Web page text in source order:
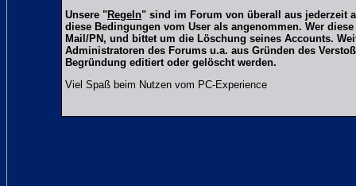
Unsere "Regeln" sind im Forum von überall aus jederzeit
diese Bedingungen vom User als angenommen. Wer
Mail/PN, und bittet um die Löschung seines Accounts.
Administratoren des Forums u.a. aus Gründen des
Begründung editiert oder gelöscht werden.
Viel Spaß beim Nutzen vom PC-Experience